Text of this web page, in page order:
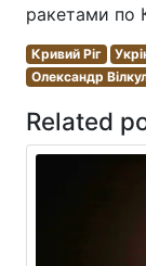
ракетами по
Кривий Ріг
Олександр
Related